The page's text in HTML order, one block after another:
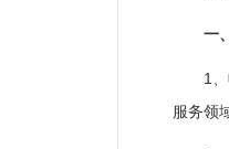
一
1
服务领